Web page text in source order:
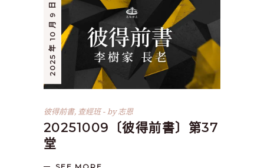
2025 年 10 月 9 日
彼得前書, 查經班 by志恩
20251009〔彼得前書〕第37
堂